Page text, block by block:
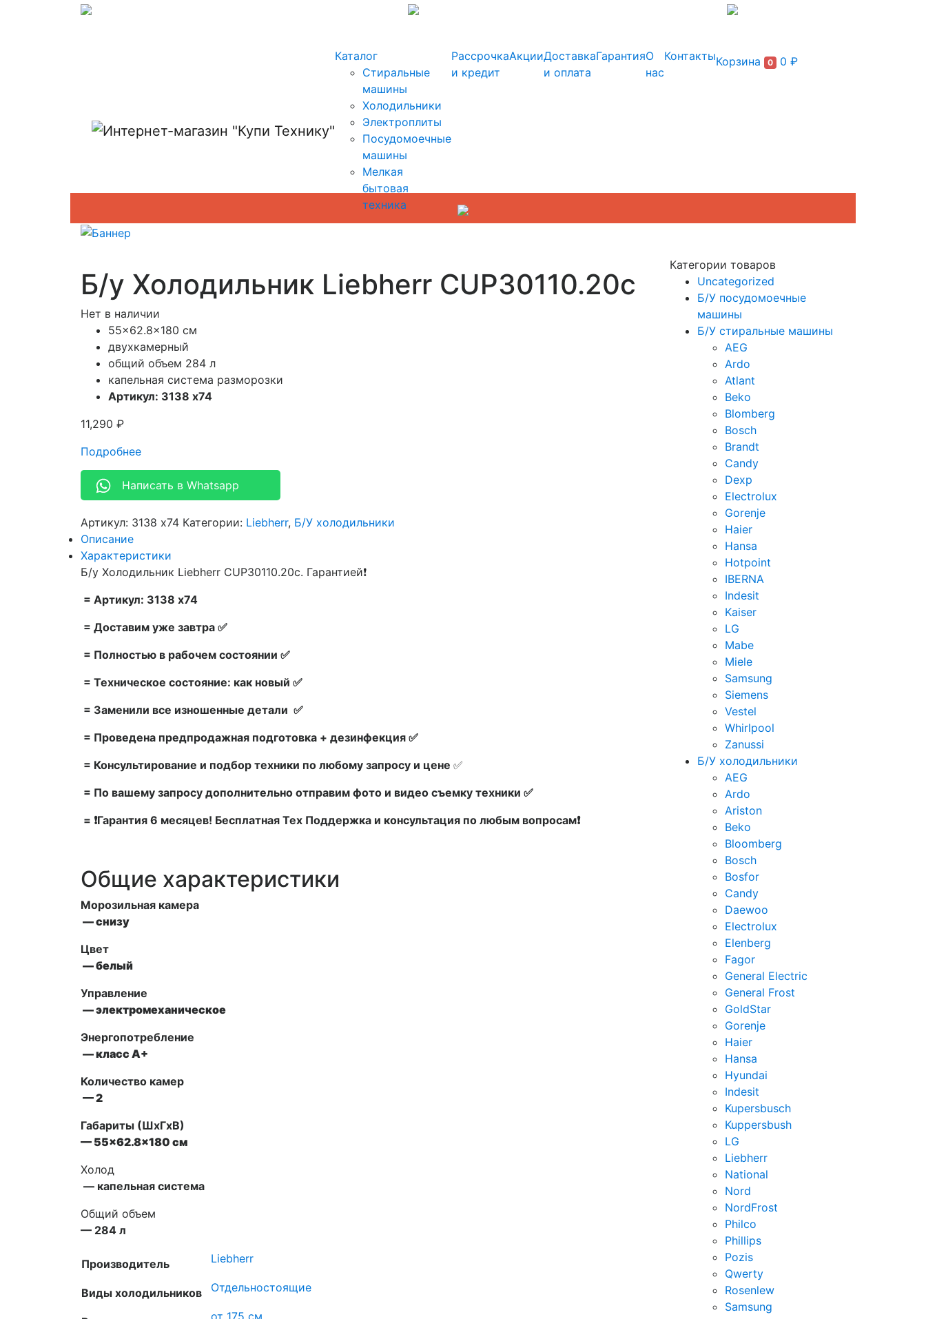
Каталог
Стиральные
машины
Холодильники
Электроплиты
Посудомоечные
машины
Мелкая
бытовая
техника
Рассрочка
и кредит
АкцииДоставка
и оплата
ГарантияО
нас
КонтактыКорзина 0 0 ₽
Б/у Холодильник Liebherr CUP30110.20c
Нет в наличии
55×62.8×180 см
двухкамерный
общий объем 284 л
капельная система разморозки
Артикул: 3138 x74
11,290 ₽
Подробнее
Написать в Whatsapp
Артикул: 3138 x74 Категории: Liebherr, Б/У холодильники
Описание
Характеристики
Б/у Холодильник Liebherr CUP30110.20c. Гарантией❗
= Артикул: 3138 x74
= Доставим уже завтра ✅
= Полностью в рабочем состоянии ✅
= Техническое состояние: как новый ✅
= Заменили все изношенные детали ✅
= Проведена предпродажная подготовка + дезинфекция ✅
= Консультирование и подбор техники по любому запросу и цене ✅
= По вашему запросу дополнительно отправим фото и видео съемку техники ✅
= ❗Гарантия 6 месяцев! Бесплатная Тех Поддержка и консультация по любым вопросам❗
Общие характеристики
Морозильная камера
— снизу
Цвет
— белый
Управление
— электромеханическое
Энергопотребление
— класс А+
Количество камер
— 2
Габариты (ШxГxВ)
— 55×62.8×180 см
Холод
— капельная система
Общий объем
— 284 л
Производитель Liebherr
Виды холодильников Отдельностоящие
Категории товаров
Uncategorized
Б/У посудомоечные
машины
Б/У стиральные машины
AEG
Ardo
Atlant
Beko
Blomberg
Bosch
Brandt
Candy
Dexp
Electrolux
Gorenje
Haier
Hansa
Hotpoint
IBERNA
Indesit
Kaiser
LG
Mabe
Miele
Samsung
Siemens
Vestel
Whirlpool
Zanussi
Б/У холодильники
AEG
Ardo
Ariston
Beko
Bloomberg
Bosch
Bosfor
Candy
Daewoo
Electrolux
Elenberg
Fagor
General Electric
General Frost
GoldStar
Gorenje
Haier
Hansa
Hyundai
Indesit
Kupersbusch
Kuppersbush
LG
Liebherr
National
Nord
NordFrost
Philco
Phillips
Pozis
Qwerty
Rosenlew
Samsung